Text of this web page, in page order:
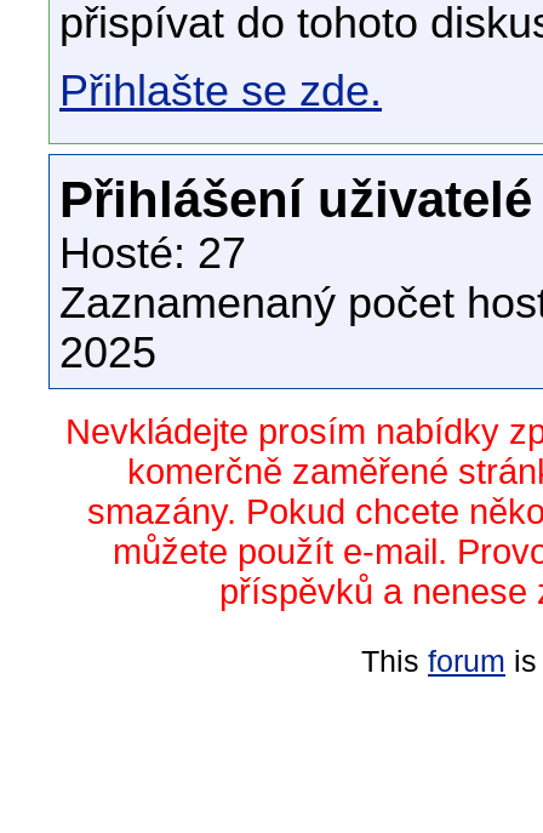
přispívat do tohoto
Přihlašte se zde.
Přihlášení uživatelé
Hosté: 27
Zaznamenaný počet
2025
Nevkládejte prosím nabídky
komerčně zaměřené
smazány. Pokud chcete
můžete použít e-mail.
příspěvků a nenese
This forum